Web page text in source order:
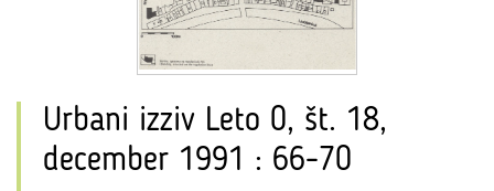
Urbani izziv Leto 0, št. 18,
december 1991 : 66-70